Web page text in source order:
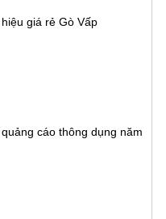
giá rẻ Gò Vấp
cáo thông dụng năm